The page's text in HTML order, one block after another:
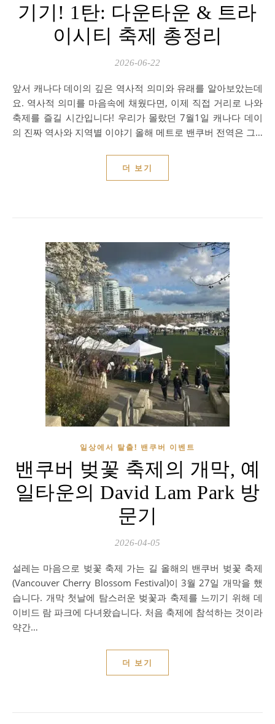
기기! 1탄: 다운타운 & 트라
이시티 축제 총정리
2026-06-22
앞서 캐나다 데이의 깊은 역사적 의미와 유래를 알아보았는데
요. 역사적 의미를 마음속에 채웠다면, 이제 직접 거리로 나와
축제를 즐길 시간입니다! 우리가 몰랐던 7월1일 캐나다 데이
의 진짜 역사와 지역별 이야기 올해 메트로 밴쿠버 전역은 그…
더 보기
일상에서 탈출! 밴쿠버 이벤트
밴쿠버 벚꽃 축제의 개막, 예
일타운의 David Lam Park 방
문기
2026-04-05
설레는 마음으로 벚꽃 축제 가는 길 올해의 밴쿠버 벚꽃 축제
(Vancouver Cherry Blossom Festival)이 3월 27일 개막을 했
습니다. 개막 첫날에 탐스러운 벚꽃과 축제를 느끼기 위해 데
이비드 람 파크에 다녀왔습니다. 처음 축제에 참석하는 것이라
약간…
더 보기